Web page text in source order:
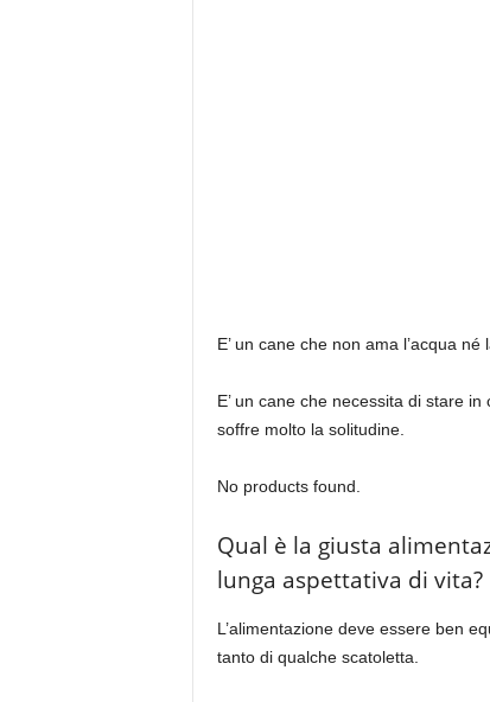
E’ un cane che non ama l’acqua
E’ un cane che necessita di stare
soffre molto la solitudine.
No products found.
Qual è la giusta
lunga aspettativa di vita?
L’alimentazione deve essere ben
tanto di qualche scatoletta.